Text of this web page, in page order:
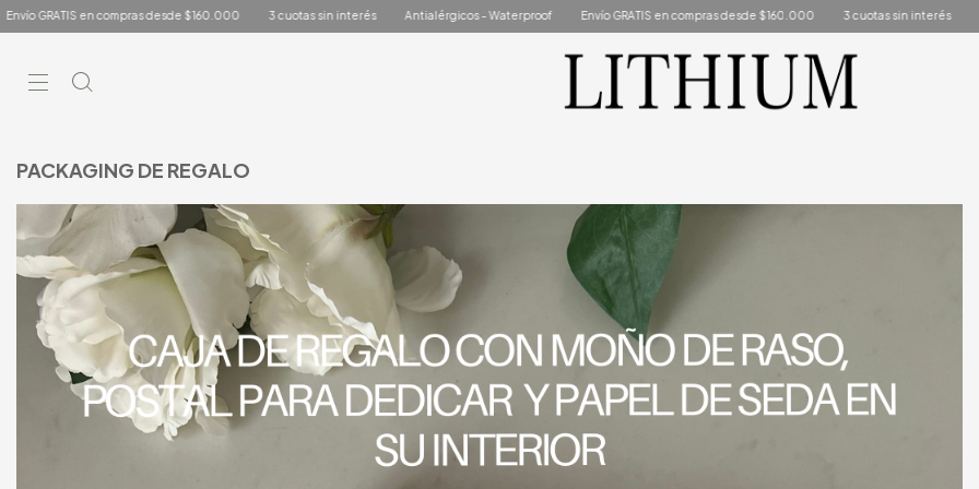
$160.000 3 cuotas sin interés Antialérgicos - Waterproof Envío GRATIS en compras desde $160.000 3 cuotas sin interés Antialérgicos - Waterproof
PACKAGING DE REGALO